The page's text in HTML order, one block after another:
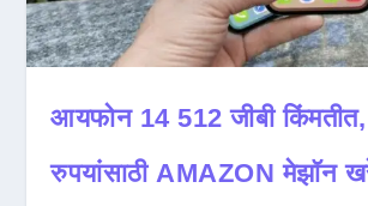
आयफोन 14 512 जीबी
रुपयांसाठी AMAZON मेझॉन